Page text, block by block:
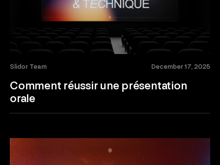
Slidor Team December 17, 2025
Comment réussir une présentation
orale